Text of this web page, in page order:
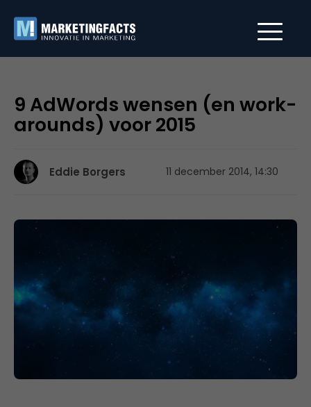
9 AdWords wensen (en work-
arounds) voor 2015
Eddie Borgers 11 december 2014, 14:30